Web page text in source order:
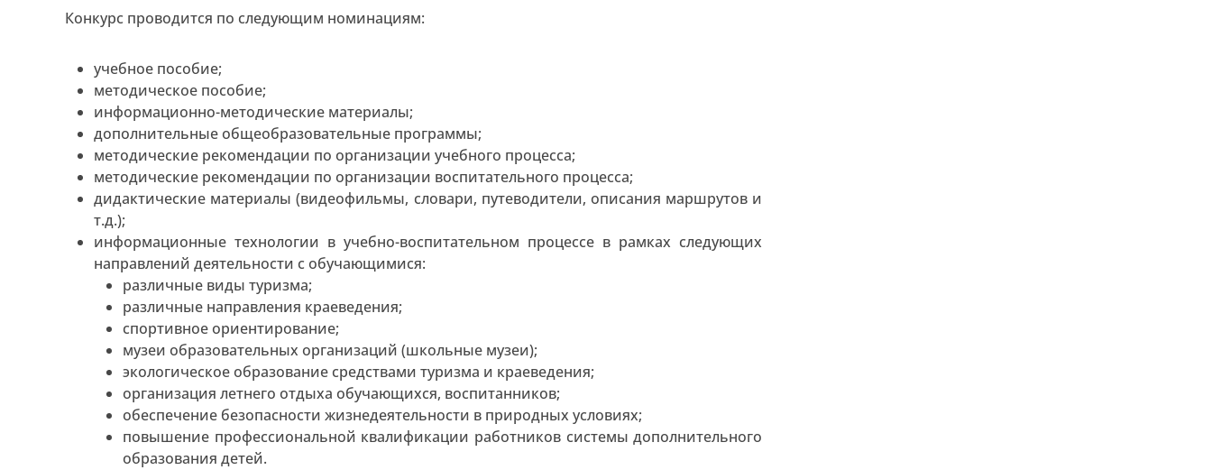
Конкурс проводится по следующим номинациям:
учебное пособие;
методическое пособие;
информационно-методические материалы;
дополнительные общеобразовательные программы;
методические рекомендации по организации учебного процесса;
методические рекомендации по организации воспитательного процесса;
дидактические материалы (видеофильмы, словари, путеводители, описания маршрутов и
т.д.);
информационные технологии в учебно-воспитательном процессе в рамках следующих
направлений деятельности с обучающимися:
различные виды туризма;
различные направления краеведения;
спортивное ориентирование;
музеи образовательных организаций (школьные музеи);
экологическое образование средствами туризма и краеведения;
организация летнего отдыха обучающихся, воспитанников;
обеспечение безопасности жизнедеятельности в природных условиях;
повышение профессиональной квалификации работников системы дополнительного
образования детей.